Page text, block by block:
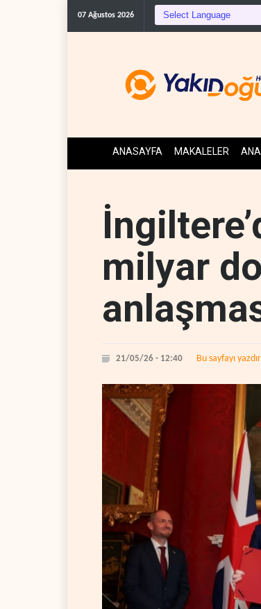
07 Ağustos 2026
ANASAYFA MAKALELER
milyar
21/05/26 - 12:40 Bu sayfayı yazdır